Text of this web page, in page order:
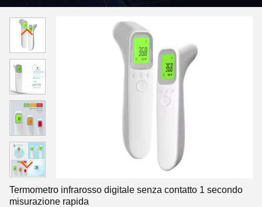
rapida
Termometro infrarosso digitale senza contatto 1 secondo
misurazione rapida